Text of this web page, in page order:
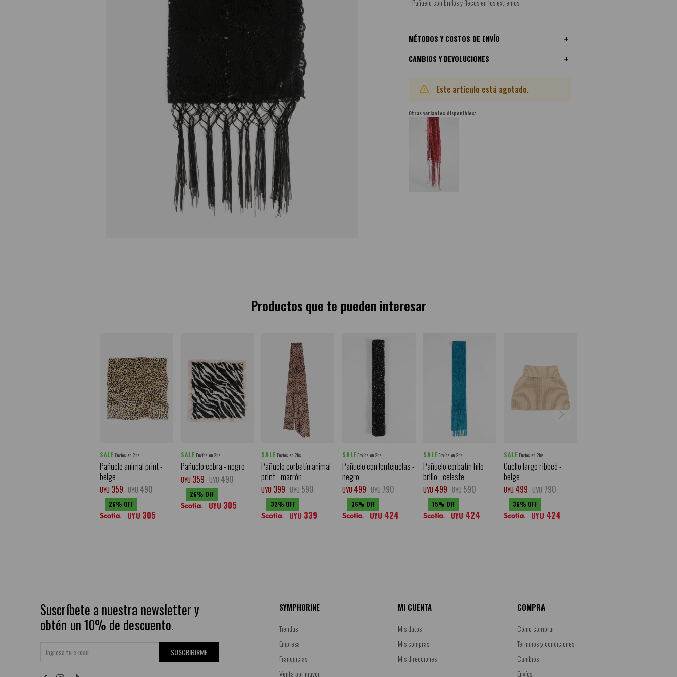
- Pañuelo con brillos y flecos en los extremos.
MÉTODOS Y COSTOS DE ENVÍO
CAMBIOS Y DEVOLUCIONES
Este artículo está agotado.
Otras variantes disponibles:
Productos que te pueden interesar
SALE Envíos en 2hs
Pañuelo animal print -
beige
UYU 359 UYU490
26
UYU 305
SALE Envíos en 2hs
Pañuelo cebra - negro
UYU 359 UYU490
26
UYU 305
SALE Envíos en 2hs
Pañuelo corbatín animal
print - marrón
UYU 399 UYU590
32
UYU 339
SALE Envíos en 2hs
Pañuelo con lentejuelas -
negro
UYU 499 UYU790
36
UYU 424
SALE Envíos en 2hs
Pañuelo corbatín hilo
brillo - celeste
UYU 499 UYU590
15
UYU 424
SALE Envíos en 2hs
Cuello largo ribbed -
beige
UYU 499 UYU790
36
UYU 424
Suscríbete a nuestra newsletter y
obtén un 10% de descuento.
SUSCRIBIRME
SYMPHORINE
Tiendas
Empresa
Franquicias
Venta por mayor
MI CUENTA
Mis datos
Mis compras
Mis direcciones
COMPRA
Cómo comprar
Términos y condiciones
Cambios
Envíos